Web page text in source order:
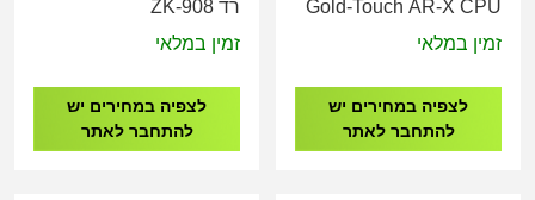
Gold-Touch AR-X CPU
Holder
זמין במלאי
לצפיה במחירים יש
להתחבר לאתר
רד ZK-908
זמין במלאי
לצפיה במחירים יש
להתחבר לאתר